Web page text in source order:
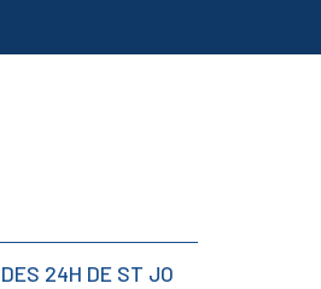
24H DE ST JO